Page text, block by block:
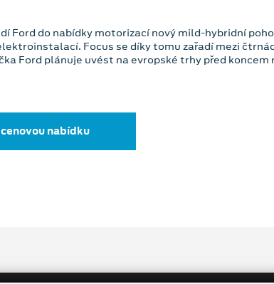
Ford do nabídky motorizací nový mild-hybridní
Focus se díky tomu zařadí mezi
Ford plánuje uvést na evropské trhy před koncem
nabídku